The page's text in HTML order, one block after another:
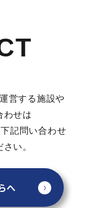
営する施設や
わせは
記問い合わせ
い。
へ